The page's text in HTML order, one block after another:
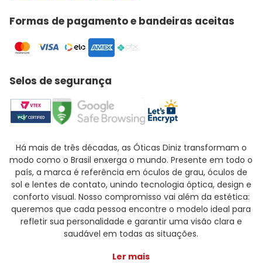
Formas de pagamento e bandeiras aceitas
Selos de segurança
Há mais de três décadas, as Óticas Diniz transformam o
modo como o Brasil enxerga o mundo. Presente em todo o
país, a marca é referência em óculos de grau, óculos de
sol e lentes de contato, unindo tecnologia óptica, design e
conforto visual. Nosso compromisso vai além da estética:
queremos que cada pessoa encontre o modelo ideal para
refletir sua personalidade e garantir uma visão clara e
saudável em todas as situações.
Ler mais